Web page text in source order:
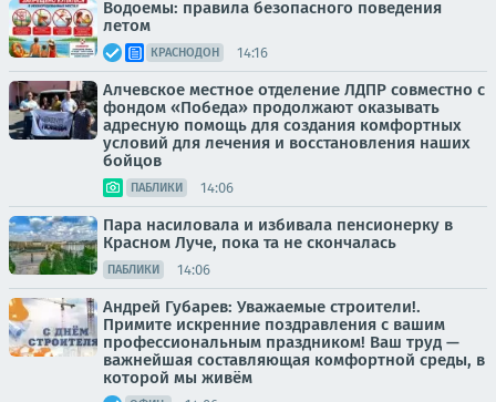
Водоемы: правила безопасного поведения
летом
КРАСНОДОН 14:16
Алчевское местное отделение ЛДПР совместно с
фондом «Победа» продолжают оказывать
адресную помощь для создания комфортных
условий для лечения и восстановления наших
бойцов
ПАБЛИКИ 14:06
Пара насиловала и избивала пенсионерку в
Красном Луче, пока та не скончалась
ПАБЛИКИ 14:06
Андрей Губарев: Уважаемые строители!.
Примите искренние поздравления с вашим
профессиональным праздником! Ваш труд —
важнейшая составляющая комфортной среды, в
которой мы живём